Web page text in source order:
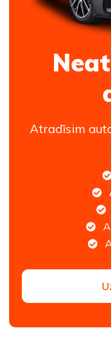
Atradīsim